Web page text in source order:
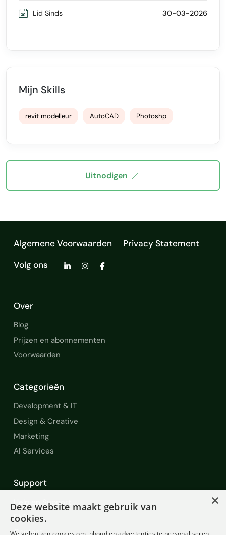
Lid Sinds 30-03-2026
Mijn Skills
revit modelleur AutoCAD Photoshp
Uitnodigen
Algemene Voorwaarden
Privacy Statement
Volg ons
Over
Blog
Prijzen en abonnementen
Voorwaarden
Categorieën
Development & IT
Design & Creative
Marketing
AI Services
Support
Help en Support
FAQ
Contact
×
Deze website maakt gebruik van
cookies.